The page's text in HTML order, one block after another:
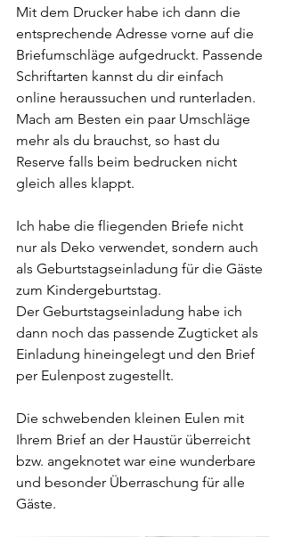
Mit dem Drucker habe ich dann die
entsprechende Adresse vorne auf die
Briefumschläge aufgedruckt. Passende
Schriftarten kannst du dir einfach
online heraussuchen und runterladen.
Mach am Besten ein paar Umschläge
mehr als du brauchst, so hast du
Reserve falls beim bedrucken nicht
gleich alles klappt.
Ich habe die fliegenden Briefe nicht
nur als Deko verwendet, sondern auch
als Geburtstagseinladung für die Gäste
zum Kindergeburtstag.
Der Geburtstagseinladung habe ich
dann noch das passende Zugticket als
Einladung hineingelegt und den Brief
per Eulenpost zugestellt.
Die schwebenden kleinen Eulen mit
Ihrem Brief an der Haustür überreicht
bzw. angeknotet war eine wunderbare
und besonder Überraschung für alle
Gäste.